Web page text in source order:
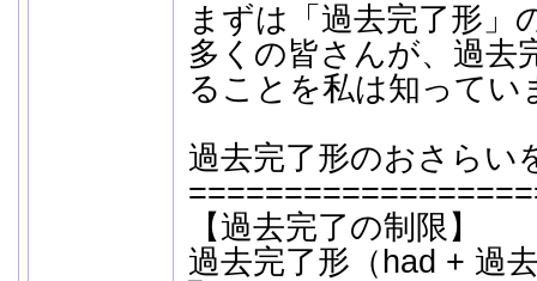
まずは「過去完了形」
多くの皆さんが、過去
ることを私は知ってい
過去完了形のおさらい
【過去完了の制限】
過去完了形（had + 過